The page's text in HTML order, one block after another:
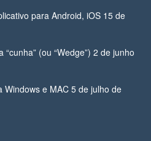
para Android, iOS 15 de
(ou “Wedge”) 2 de junho
Windows e MAC 5 de julho de